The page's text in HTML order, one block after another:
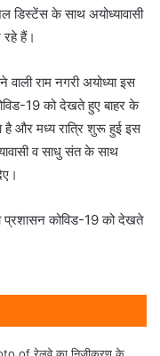
डिस्टेंस के साथ अयोध्यावासी
रहे हैं।
राम नगरी अयोध्या इस
19 को देखते हुए बाहर के
है और मध्य रात्रि शुरू हुई इस
व साधु संत के साथ
प्रशासन कोविड-19 को देखते